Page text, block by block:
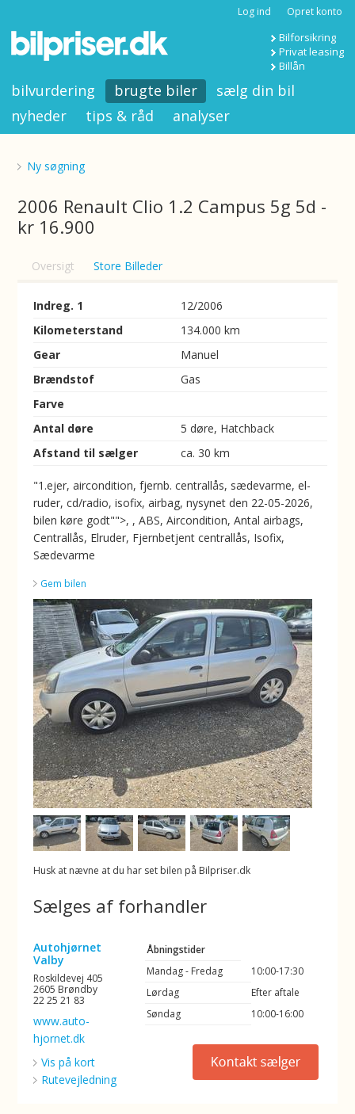
Log ind Opret konto
Bilforsikring
Privat leasing
Billån
bilvurdering brugte biler
sælg din bil
nyheder
tips & råd analyser
Ny søgning
2006 Renault Clio 1.2 Campus 5g 5d -
kr 16.900
Oversigt Store Billeder
Indreg. 1
12/2006
Kilometerstand
134.000 km
Gear
Manuel
Brændstof
Gas
Farve
Antal døre
5 døre, Hatchback
Afstand til sælger
ca. 30 km
"1.ejer, aircondition, fjernb. centrallås, sædevarme, el-
ruder, cd/radio, isofix, airbag, nysynet den 22-05-2026,
bilen køre godt"">, , ABS, Aircondition, Antal airbags,
Centrallås, Elruder, Fjernbetjent centrallås, Isofix,
Sædevarme
Gem bilen
Husk at nævne at du har set bilen på Bilpriser.dk
Sælges af forhandler
Autohjørnet
Valby
Roskildevej 405
2605 Brøndby
22 25 21 83
www.auto-
hjornet.dk
Vis på kort
Rutevejledning
Åbningstider
Mandag - Fredag
10:00-17:30
Lørdag
Efter aftale
Søndag
10:00-16:00